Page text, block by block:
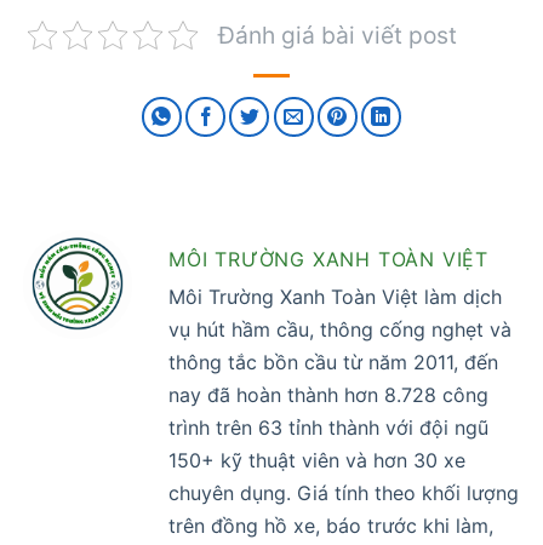
Đánh giá bài viết post
MÔI TRƯỜNG XANH TOÀN VIỆT
Môi Trường Xanh Toàn Việt làm dịch
vụ hút hầm cầu, thông cống nghẹt và
thông tắc bồn cầu từ năm 2011, đến
nay đã hoàn thành hơn 8.728 công
trình trên 63 tỉnh thành với đội ngũ
150+ kỹ thuật viên và hơn 30 xe
chuyên dụng. Giá tính theo khối lượng
trên đồng hồ xe, báo trước khi làm,